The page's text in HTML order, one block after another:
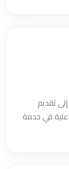
تقديم
في خدمة